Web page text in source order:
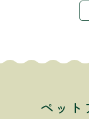
ペット